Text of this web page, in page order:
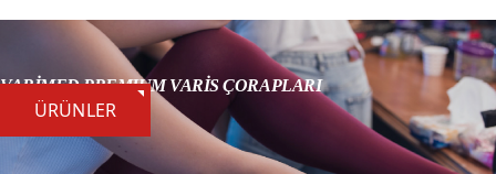
VARİMED PREMIUM VARİS ÇORAPLARI
ÜRÜNLER